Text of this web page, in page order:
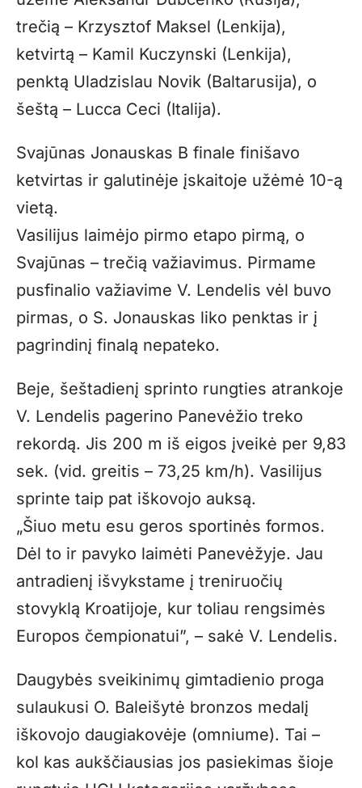
trečią – Krzysztof Maksel (Lenkija),
ketvirtą – Kamil Kuczynski (Lenkija),
penktą Uladzislau Novik (Baltarusija), o
šeštą – Lucca Ceci (Italija).
Svajūnas Jonauskas B finale finišavo
ketvirtas ir galutinėje įskaitoje užėmė 10-ą
vietą.
Vasilijus laimėjo pirmo etapo pirmą, o
Svajūnas – trečią važiavimus. Pirmame
pusfinalio važiavime V. Lendelis vėl buvo
pirmas, o S. Jonauskas liko penktas ir į
pagrindinį finalą nepateko.
Beje, šeštadienį sprinto rungties atrankoje
V. Lendelis pagerino Panevėžio treko
rekordą. Jis 200 m iš eigos įveikė per 9,83
sek. (vid. greitis – 73,25 km/h). Vasilijus
sprinte taip pat iškovojo auksą.
„Šiuo metu esu geros sportinės formos.
Dėl to ir pavyko laimėti Panevėžyje. Jau
antradienį išvykstame į treniruočių
stovyklą Kroatijoje, kur toliau rengsimės
Europos čempionatui”, – sakė V. Lendelis.
Daugybės sveikinimų gimtadienio proga
sulaukusi O. Baleišytė bronzos medalį
iškovojo daugiakovėje (omniume). Tai –
kol kas aukščiausias jos pasiekimas šioje